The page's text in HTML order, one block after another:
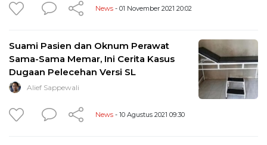
News - 01 November 2021 20:02
Suami Pasien dan Oknum Perawat
Sama-Sama Memar, Ini Cerita Kasus
Dugaan Pelecehan Versi SL
Alief Sappewali
News - 10 Agustus 2021 09:30